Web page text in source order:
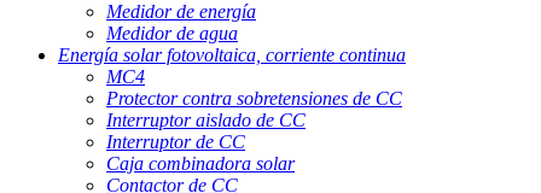
Medidor de energía
Medidor de agua
Energía solar fotovoltaica, corriente continua
MC4
Protector contra sobretensiones de CC
Interruptor aislado de CC
Interruptor de CC
Caja combinadora solar
Contactor de CC